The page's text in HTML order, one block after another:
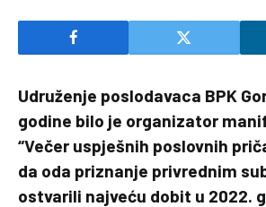
Udruženje poslodavaca BPK
godine bilo je organizator
“Večer uspješnih poslovnih
da oda priznanje privrednim
ostvarili najveću dobit u 2022.